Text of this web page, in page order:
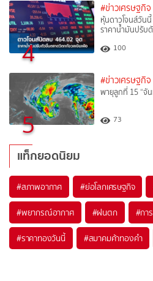
4
#ข่าวเศรษฐกิจ
หุ้นดาวโจนส์วัน
ราคาน้ำมันปรับ
100
5
#ข่าวเศรษฐกิจ
พายุลูกที่ 15 “จั
73
แท็กยอดนิยม
#สภาพอากาศ #ย่อโลกเศรษฐกิจ
#พยากรณ์อากาศ #ฝนตก #กา
#ราคาทองวันนี้ #สมาคมค้าทองคำ